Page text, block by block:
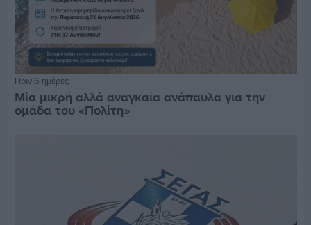
Πριν 6 ημέρες
Μία μικρή αλλά αναγκαία ανάπαυλα για την
ομάδα του «Πολίτη»